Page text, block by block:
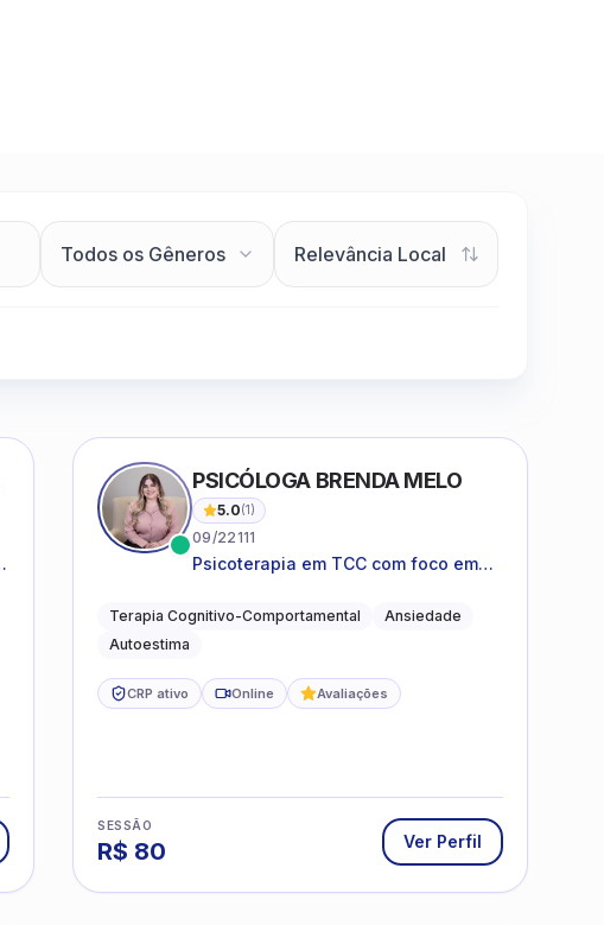
PSICÓLOGA BRENDA MELO
5.0(1)
09/22111
Psicoterapia em TCC com foco em
práticas para o cotidiano
Terapia Cognitivo-Comportamental
Ansiedade
Autoestima
CRP ativo Online Avaliações
SESSÃO
R$ 80 Ver Perfil